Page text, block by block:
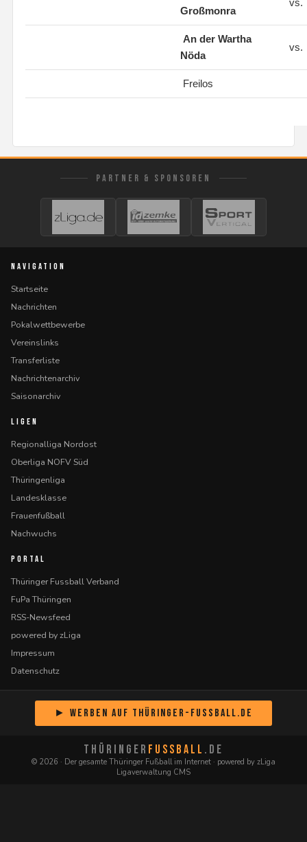
Großmonra
vs.
An der Wartha
Nöda
vs.
Freilos
PARTNER & SPONSOREN
NAVIGATION
Startseite
Nachrichten
Pokalwettbewerbe
Vereinslinks
Transferliste
Nachrichtenarchiv
Saisonarchiv
LIGEN
Regionalliga Nordost
Oberliga NOFV Süd
Thüringenliga
Landesklasse
Frauenfußball
Nachwuchs
PORTAL
Thüringer Fussball Verband
FuPa Thüringen
RSS-Newsfeed
powered by zLiga
Impressum
Datenschutz
► Werben auf Thüringer-Fussball.de
THÜRINGER FUSSBALL .DE
© 2026 · Der gesamte Thüringer Fußball im Internet · powered by zLiga
Ligaverwaltung CMS